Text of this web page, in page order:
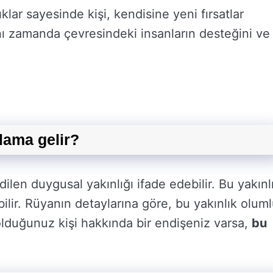
sayesinde kişi, kendisine yeni fırsatlar
zamanda çevresindeki insanların desteğini ve
gelir?
duygusal yakınlığı ifade edebilir. Bu
Rüyanın detaylarına göre, bu yakınlık
kişi hakkında bir endişeniz varsa, bu